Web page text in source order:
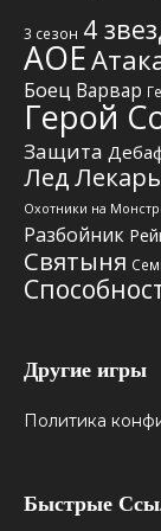
3 сезон 4
АОЕ
Боец Варвар
Герой
Защита
ЛедЛекарь
Охотники на
Разбойник
Святыня
Другие игры
Политика
Быстрые